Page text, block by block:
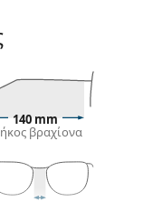
γυαλιά ηλίου
του
140 mm
βραχίονα